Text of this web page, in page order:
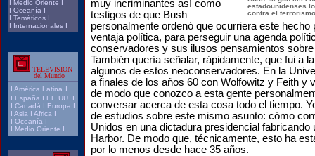
I Medio Oriente I
I Oceanía I
I TemáticosI
I InternacionalesI
TELEVISION
del Mundo
I América Latina I
I España I EE.UU.
I
I Canadá I Europa I
I Asia I Africa I
I Oceanía I
I Medio Oriente I
estadounidenses
contra el
muy incriminantes así como
testigos de que Bush
personalmente ordenó que ocurriera este hecho
ventaja política, para perseguir una agenda
conservadores y sus ilusos pensamientos
También quería señalar, rápidamente, que fui a
algunos de estos neoconservadores. En la
a finales de los años 60 con Wolfowitz y Feith y
de modo que conozco a esta gente
conversar acerca de esta cosa todo el tiempo.
de estudios sobre este mismo asunto: cómo
Unidos en una dictadura presidencial fabricando
Harbor. De modo que, técnicamente, esto ha
por lo menos desde hace 35 años.